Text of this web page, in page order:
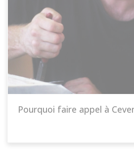
Pourquoi faire appel à